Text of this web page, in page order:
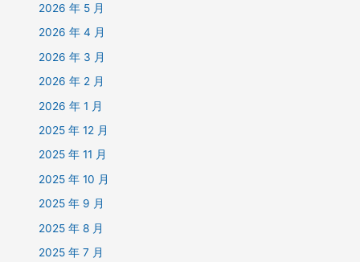
2026 年 5 月
2026 年 4 月
2026 年 3 月
2026 年 2 月
2026 年 1 月
2025 年 12 月
2025 年 11 月
2025 年 10 月
2025 年 9 月
2025 年 8 月
2025 年 7 月